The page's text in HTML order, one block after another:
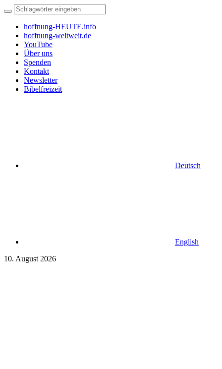
hoffnung-HEUTE.info
hoffnung-weltweit.de
YouTube
Über uns
Spenden
Kontakt
Newsletter
Bibelfreizeit
Deutsch
English
10. August 2026